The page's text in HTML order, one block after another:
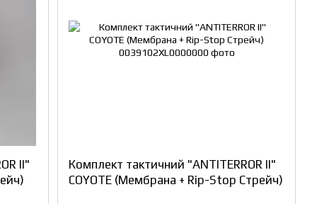
II"
Комплект тактичний "ANTITERROR II"
COYOTE (Мембрана + Rip-Stop Стрейч)